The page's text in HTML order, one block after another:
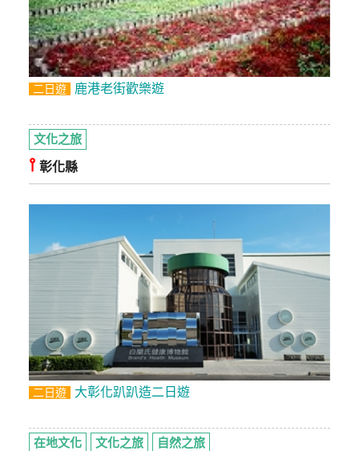
二日遊 鹿港老街歡樂遊
文化之旅
⫯ 彰化縣
二日遊 大彰化趴趴造二日遊
在地文化 文化之旅 自然之旅